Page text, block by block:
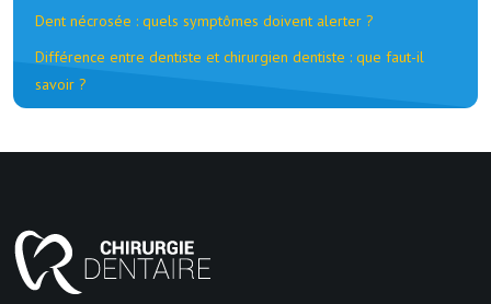
Dent nécrosée : quels symptômes doivent alerter ?
Différence entre dentiste et chirurgien dentiste : que faut-il
savoir ?